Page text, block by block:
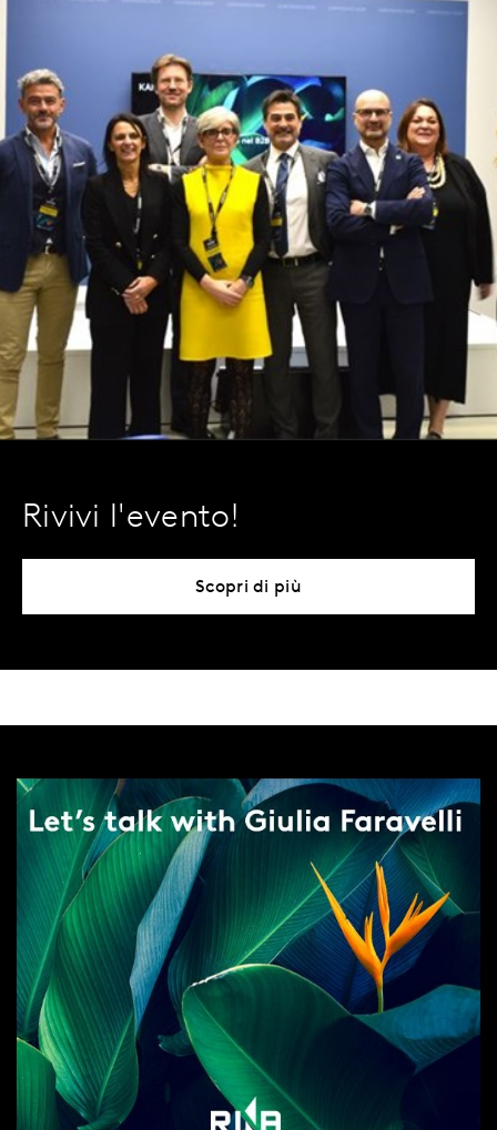
Rivivi l'evento!
Scopri di più